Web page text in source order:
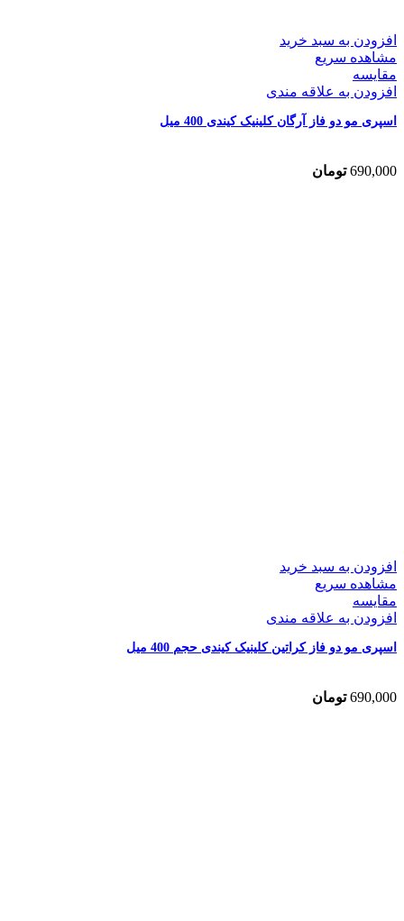
افزودن به سبد خرید
مشاهده سریع
مقایسه
افزودن به علاقه مندی
اسپری مو دو فاز آرگان کلینیک کیندی 400 میل
690,000 تومان
افزودن به سبد خرید
مشاهده سریع
مقایسه
افزودن به علاقه مندی
اسپری مو دو فاز کراتین کلینیک کیندی حجم 400 میل
690,000 تومان